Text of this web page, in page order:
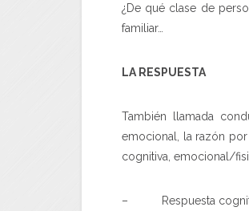
¿De qué clase de
familiar…
LA RESPUESTA
También llamada
emocional, la razón
cognitiva, emocional/
– Respuesta